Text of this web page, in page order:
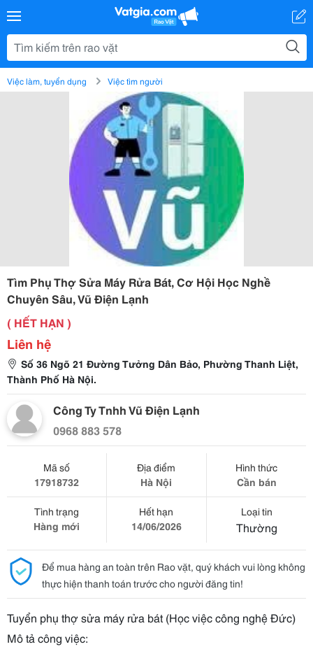
Việc làm, tuyển dụng Việc tìm người
Tìm Phụ Thợ Sửa Máy Rửa Bát, Cơ Hội Học Nghề
Chuyên Sâu, Vũ Điện Lạnh
( HẾT HẠN )
Liên hệ
Số 36 Ngõ 21 Đường Tưởng Dân Bảo, Phường Thanh Liệt,
Thành Phố Hà Nội.
Công Ty Tnhh Vũ Điện Lạnh
0968 883 578
Mã số
17918732
Địa điểm
Hà Nội
Hình thức
Cần bán
Tình trạng
Hàng mới
Hết hạn
14/06/2026
Loại tin
Thường
Để mua hàng an toàn trên Rao vặt, quý khách vui lòng không
thực hiện thanh toán trước cho người đăng tin!
Tuyển phụ thợ sửa máy rửa bát (Học việc công nghệ Đức)
Mô tả công việc: